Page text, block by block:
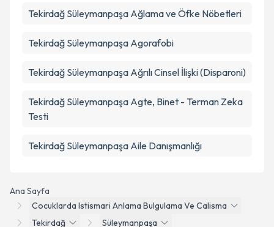
Ana Sayfa
Cocuklarda Istismari Anlama Bulgulama Ve Calisma
Tekirdağ
Süleymanpaşa
Tekirdağ Süleymanpaşa Ağlama ve Öfke Nöbetleri
Tekirdağ Süleymanpaşa Agorafobi
Tekirdağ Süleymanpaşa Ağrılı Cinsel İlişki (Disparoni)
Tekirdağ Süleymanpaşa Agte, Binet - Terman Zeka
Testi
Tekirdağ Süleymanpaşa Aile Danışmanlığı